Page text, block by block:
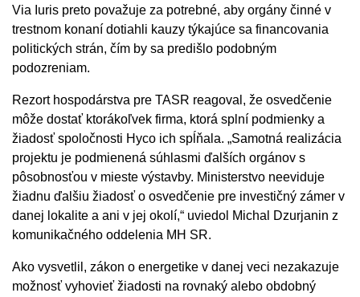
Via Iuris preto považuje za potrebné, aby orgány činné v
trestnom konaní dotiahli kauzy týkajúce sa financovania
politických strán, čím by sa predišlo podobným
podozreniam.
Rezort hospodárstva pre TASR reagoval, že osvedčenie
môže dostať ktorákoľvek firma, ktorá splní podmienky a
žiadosť spoločnosti Hyco ich spĺňala. „Samotná realizácia
projektu je podmienená súhlasmi ďalších orgánov s
pôsobnosťou v mieste výstavby. Ministerstvo neeviduje
žiadnu ďalšiu žiadosť o osvedčenie pre investičný zámer v
danej lokalite a ani v jej okolí,“ uviedol Michal Dzurjanin z
komunikačného oddelenia MH SR.
Ako vysvetlil, zákon o energetike v danej veci nezakazuje
možnosť vyhovieť žiadosti na rovnaký alebo obdobný